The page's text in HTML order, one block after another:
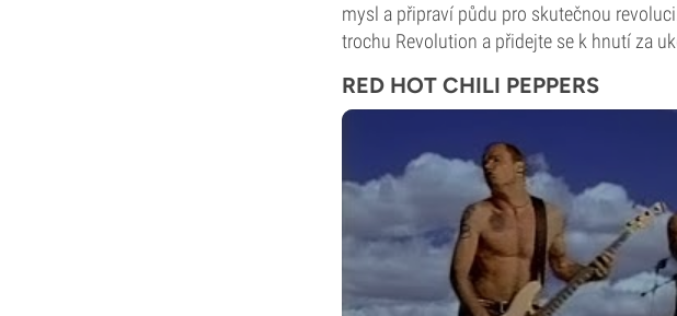
mysl a připraví půdu pro skutečnou
trochu Revolution a přidejte se k hnutí za
RED HOT CHILI PEPPERS